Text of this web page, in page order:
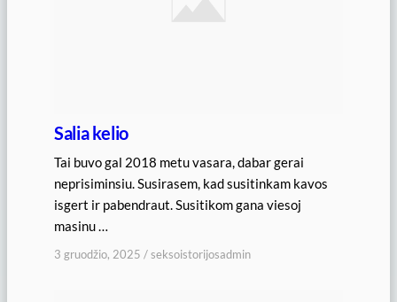
Salia kelio
Tai buvo gal 2018 metu vasara, dabar gerai
neprisiminsiu. Susirasem, kad susitinkam kavos
isgert ir pabendraut. Susitikom gana viesoj
masinu …
3 gruodžio, 2025 /seksoistorijosadmin